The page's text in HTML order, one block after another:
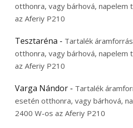
otthonra, vagy bárhová, napelem
az Aferiy P210
Tesztaréna - Tartalék
otthonra, vagy bárhová, napelem
az Aferiy P210
Varga Nándor - Tartalék
esetén otthonra, vagy bárhová,
2400 W-os az Aferiy P210